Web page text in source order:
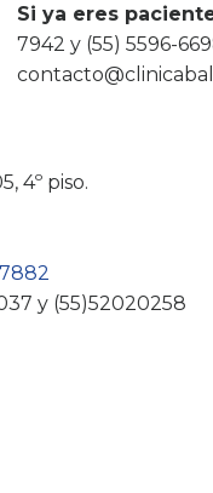
Si ya eres
7942 y (55) 5596-
4º piso.
y (55)52020258